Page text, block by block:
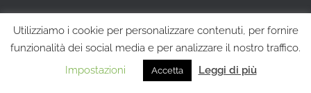
RICHIESTA CANCELLAZIONE DEI DATI PERSONALI
Hestia | Sviluppato daThemeIsle
Utilizziamo i cookie per personalizzare contenuti, per fornire
funzionalità dei social media e per analizzare il nostro traffico.
Impostazioni
Accetta Leggi di più